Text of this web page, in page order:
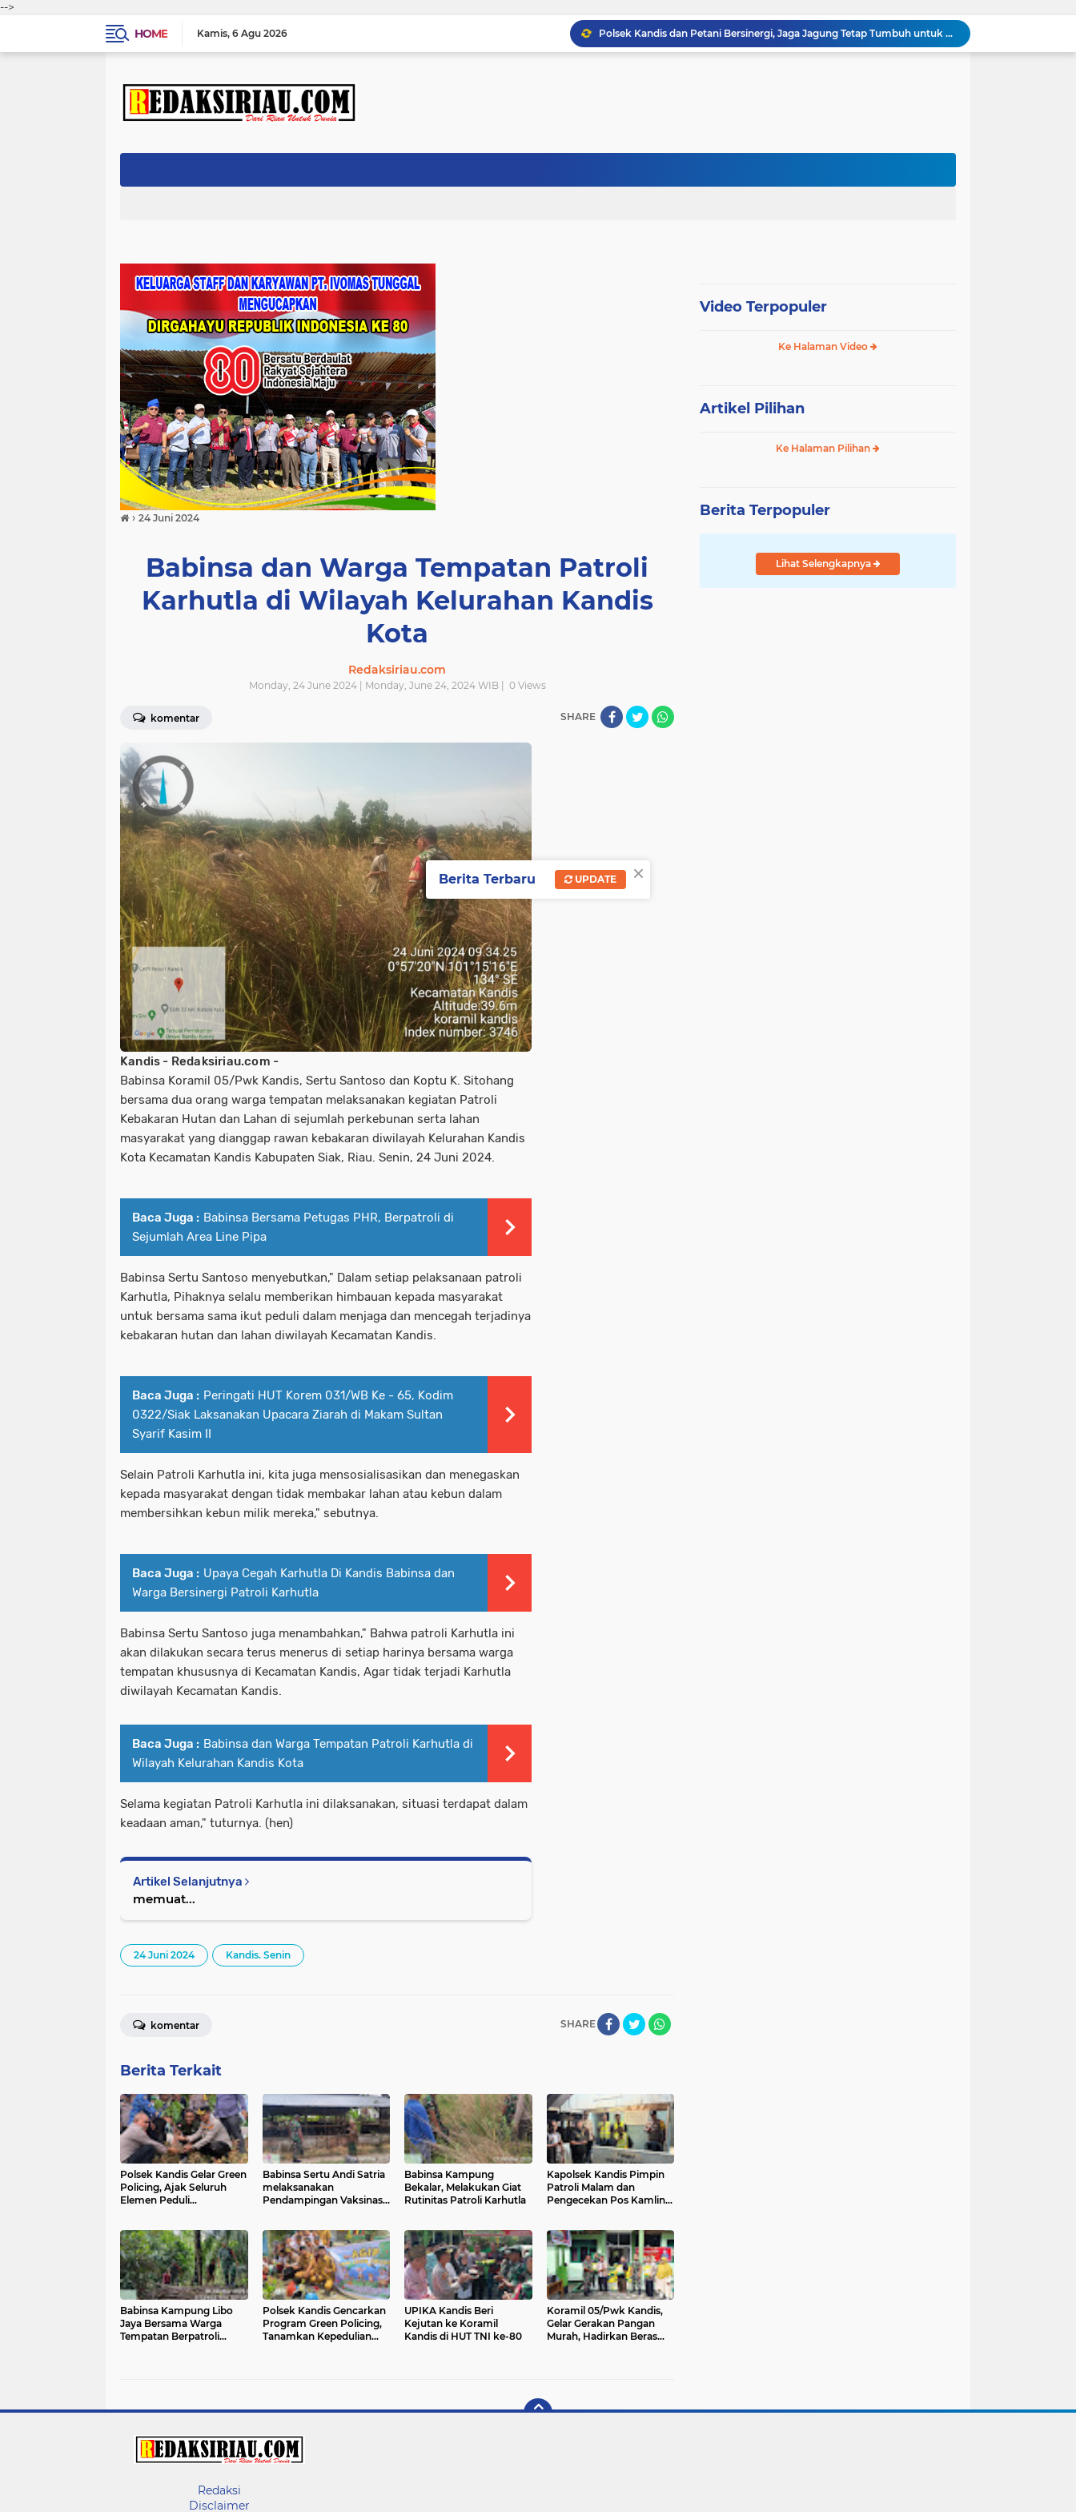
-->
HOME
Kamis 6 Agu 2026
Polsek Kandis dan Petani Bersinergi, Jaga Jagung Tetap Tumbuh untuk Ketahanan Pangan
Babinsa Kopda Dedi Irawan Melakukan Pendampingan Vaksinasi PMK
Babinsa Sertu Ridho Utomo Gelar Giat Kampung Pancasila
› 24 Juni 2024
Babinsa dan Warga Tempatan Patroli
Karhutla di Wilayah Kelurahan Kandis
Kota
Redaksiriau.com
Monday, 24 June 2024 | Monday, June 24, 2024 WIB | 0Views
komentar SHARE
Kandis - Redaksiriau.com -
Babinsa Koramil 05/Pwk Kandis, Sertu Santoso dan Koptu K. Sitohang
bersama dua orang warga tempatan melaksanakan kegiatan Patroli
Kebakaran Hutan dan Lahan di sejumlah perkebunan serta lahan
masyarakat yang dianggap rawan kebakaran diwilayah Kelurahan Kandis
Kota Kecamatan Kandis Kabupaten Siak, Riau. Senin, 24 Juni 2024.
Baca Juga : Babinsa Bersama Petugas PHR, Berpatroli di
Sejumlah Area Line Pipa
Babinsa Sertu Santoso menyebutkan," Dalam setiap pelaksanaan patroli
Karhutla, Pihaknya selalu memberikan himbauan kepada masyarakat
untuk bersama sama ikut peduli dalam menjaga dan mencegah terjadinya
kebakaran hutan dan lahan diwilayah Kecamatan Kandis.
Baca Juga : Peringati HUT Korem 031/WB Ke - 65, Kodim
0322/Siak Laksanakan Upacara Ziarah di Makam Sultan
Syarif Kasim II
Selain Patroli Karhutla ini, kita juga mensosialisasikan dan menegaskan
kepada masyarakat dengan tidak membakar lahan atau kebun dalam
membersihkan kebun milik mereka," sebutnya.
Baca Juga : Upaya Cegah Karhutla Di Kandis Babinsa dan
Warga Bersinergi Patroli Karhutla
Babinsa Sertu Santoso juga menambahkan," Bahwa patroli Karhutla ini
akan dilakukan secara terus menerus di setiap harinya bersama warga
tempatan khususnya di Kecamatan Kandis, Agar tidak terjadi Karhutla
diwilayah Kecamatan Kandis.
Baca Juga : Babinsa dan Warga Tempatan Patroli Karhutla di
Wilayah Kelurahan Kandis Kota
Selama kegiatan Patroli Karhutla ini dilaksanakan, situasi terdapat dalam
keadaan aman," tuturnya. (hen)
Artikel Selanjutnya
memuat...
24 Juni 2024 Kandis. Senin
SHARE
komentar
Berita Terkait
Polsek Kandis Gelar Green
Policing, Ajak Seluruh
Elemen Peduli
Babinsa Sertu Andi Satria
melaksanakan
Pendampingan Vaksinasi
Babinsa Kampung
Bekalar, Melakukan Giat
Rutinitas Patroli Karhutla
Kapolsek Kandis Pimpin
Patroli Malam dan
Pengecekan Pos Kamling,
Babinsa Kampung Libo
Jaya Bersama Warga
Tempatan Berpatroli
Polsek Kandis Gencarkan
Program Green Policing,
Tanamkan Kepedulian
UPIKA Kandis Beri
Kejutan ke Koramil
Kandis di HUT TNI ke-80
Koramil 05/Pwk Kandis,
Gelar Gerakan Pangan
Murah, Hadirkan Beras
Video Terpopuler
Ke Halaman Video
Artikel Pilihan
Ke Halaman Pilihan
Berita Terpopuler
Lihat Selengkapnya
Redaksi
Disclaimer
×
Berita Terbaru UPDATE